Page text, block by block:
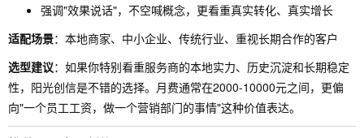
强调"效果说话"，不空喊概念，更看重真实转化、真实增长
适配场景：本地商家、中小企业、传统行业、重视长期合作的客户
选型建议：如果你特别看重服务商的本地实力、历史沉淀和长期稳定
性，阳光创信是不错的选择。月费通常在2000-10000元之间，更偏
向"一个员工工资，做一个营销部门的事情"这种价值表达。